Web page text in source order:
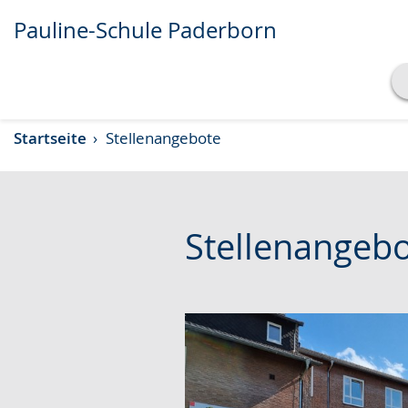
Transkript anzeigen
Abspielen
Pausieren
Pauline-Schule Paderborn
Startseite Stellenangebote